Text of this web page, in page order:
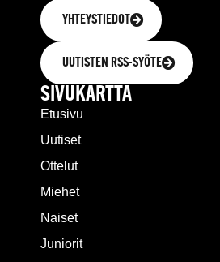
YHTEYSTIEDOT
UUTISTEN RSS-SYÖTE
SIVUKARTTA
Etusivu
Uutiset
Ottelut
Miehet
Naiset
Juniorit